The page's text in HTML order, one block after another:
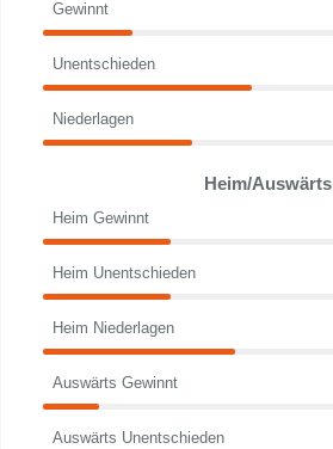
Gewinnt
Unentschieden
Niederlagen
Heim/Auswärts
Heim Gewinnt
Heim Unentschieden
Heim Niederlagen
Auswärts Gewinnt
Auswärts Unentschieden